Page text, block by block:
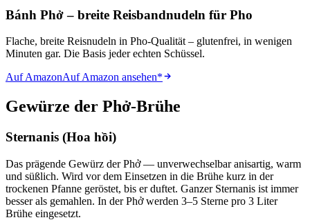
Bánh Phở – breite Reisbandnudeln für Pho
Flache, breite Reisnudeln in Pho-Qualität – glutenfrei, in wenigen
Minuten gar. Die Basis jeder echten Schüssel.
Auf AmazonAuf Amazon ansehen*
Gewürze der Phở-Brühe
Sternanis (Hoa hồi)
Das prägende Gewürz der Phở — unverwechselbar anisartig, warm
und süßlich. Wird vor dem Einsetzen in die Brühe kurz in der
trockenen Pfanne geröstet, bis er duftet. Ganzer Sternanis ist immer
besser als gemahlen. In der Phở werden 3–5 Sterne pro 3 Liter
Brühe eingesetzt.